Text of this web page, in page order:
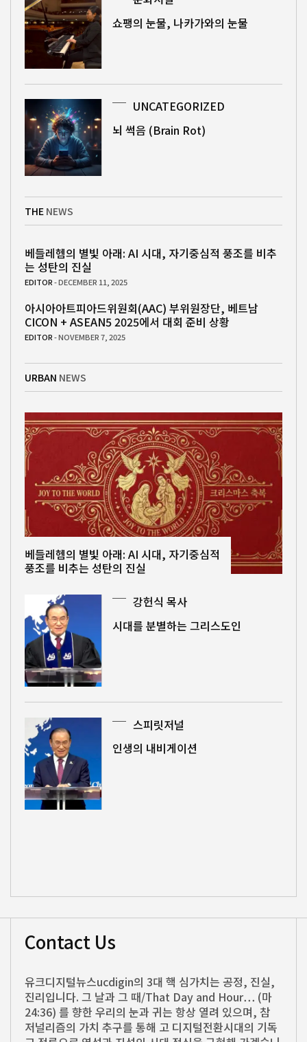
쇼팽의 눈물, 나카가와의 눈물
UNCATEGORIZED
뇌 썩음 (Brain Rot)
THE NEWS
베들레헴의 별빛 아래: AI 시대, 자기중심적 풍조를 비추
는 성탄의 진실
EDITOR- DECEMBER 11, 2025
아시아아트피아드위원회(AAC) 부위원장단, 베트남
CICON + ASEAN5 2025에서 대회 준비 상황
EDITOR- NOVEMBER 7, 2025
URBAN NEWS
베들레헴의 별빛 아래: AI 시대, 자기중심적
풍조를 비추는 성탄의 진실
강헌식 목사
시대를 분별하는 그리스도인
스피릿저널
인생의 내비게이션
Contact Us
유크디지털뉴스ucdigin의 3대 핵 심가치는 공정, 진실,
진리입니다. 그 날과 그 때/That Day and Hour… (마
24:36) 를 향한 우리의 눈과 귀는 항상 열려 있으며, 참
저널리즘의 가치 추구를 통해 고 디지털전환시대의 기독